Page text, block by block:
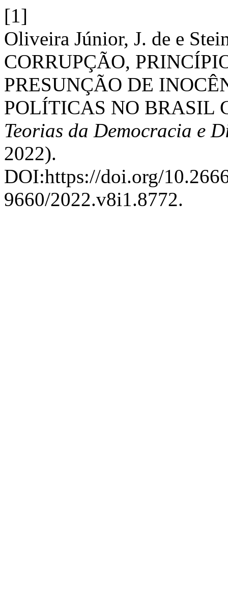
[1]
Oliveira Júnior, J. de e
CORRUPÇÃO,
PRESUNÇÃO DE
POLÍTICAS NO BRASIL
Teorias da Democracia e
2022).
DOI:https://doi.org/
9660/2022.v8i1.8772.